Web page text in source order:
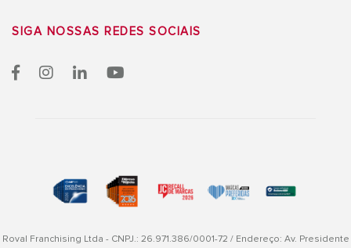
SIGA NOSSAS REDES SOCIAIS
Roval Franchising Ltda - CNPJ.: 26.971.386/0001-72 / Endereço: Av. Presidente